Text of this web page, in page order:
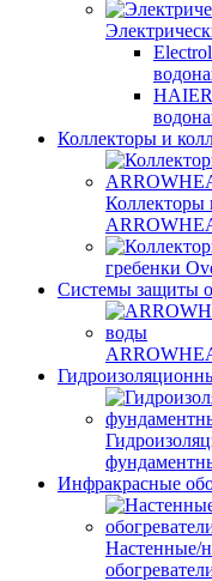
HAIER
Коллекторы и
Коллекторы
гребенки
Системы защиты
Инфракрасные
Настенные/